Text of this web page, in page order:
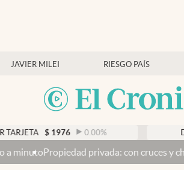
JAVIER MILEI RIESGO PAÍS
$ 1976 0.00% DÓLAR
privada: con cruces y chicanas, el